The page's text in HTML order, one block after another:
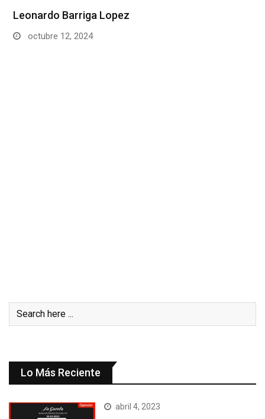
Leonardo Barriga Lopez
octubre 12, 2024
Lo Más Reciente
abril 4, 2023